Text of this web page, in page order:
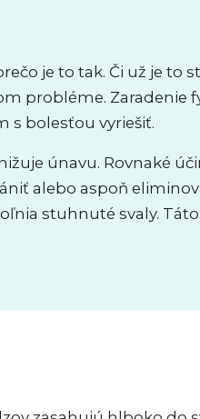
je to tak. Či už je to
probléme. Zaradenie
s bolesťou vyriešiť.
únavu. Rovnaké
alebo aspoň
stuhnuté svaly.